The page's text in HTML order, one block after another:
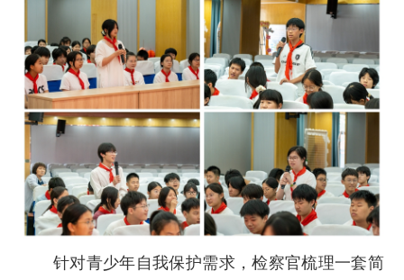
针对青少年自我保护需求，检察官梳理一套简